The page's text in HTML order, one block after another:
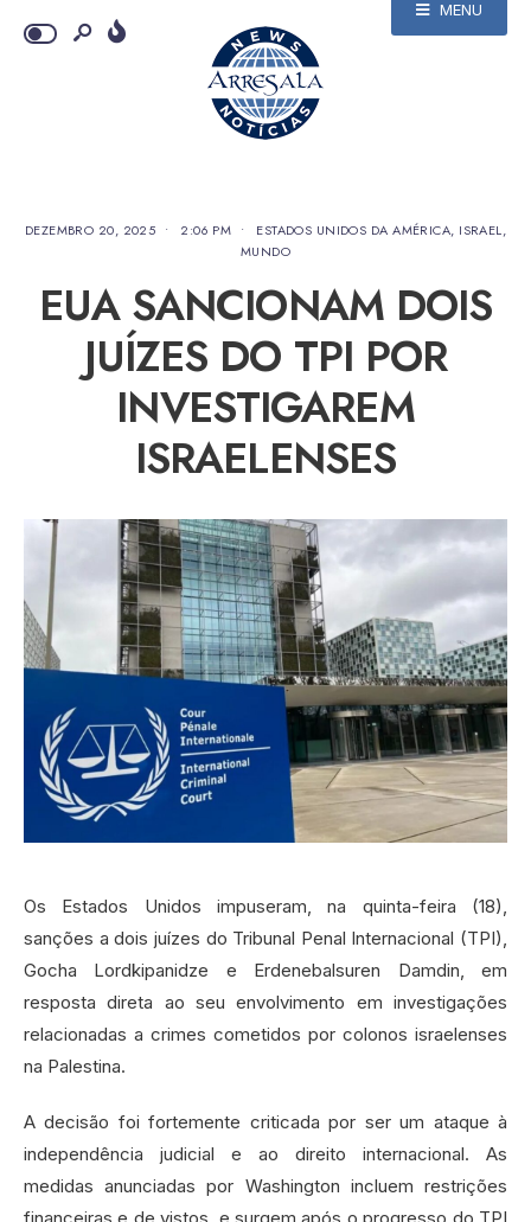
MENU
DEZEMBRO 20, 2025 • 2:06 PM • ESTADOS UNIDOS DA AMÉRICA, ISRAEL,
MUNDO
EUA SANCIONAM DOIS
JUÍZES DO TPI POR
INVESTIGAREM
ISRAELENSES
Os Estados Unidos impuseram, na quinta-feira (18),
sanções a dois juízes do Tribunal Penal Internacional (TPI),
Gocha Lordkipanidze e Erdenebalsuren Damdin, em
resposta direta ao seu envolvimento em investigações
relacionadas a crimes cometidos por colonos israelenses
na Palestina.
A decisão foi fortemente criticada por ser um ataque à
independência judicial e ao direito internacional. As
medidas anunciadas por Washington incluem restrições